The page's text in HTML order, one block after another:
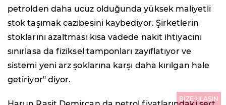
petrolden daha ucuz olduğunda yüksek maliyetli
stok taşımak cazibesini kaybediyor. Şirketlerin
stoklarını azaltması kısa vadede nakit ihtiyacını
sınırlasa da fiziksel tamponları zayıflatıyor ve
sistemi yeni arz şoklarına karşı daha kırılgan hale
getiriyor" diyor.
BİZE ULAŞIN